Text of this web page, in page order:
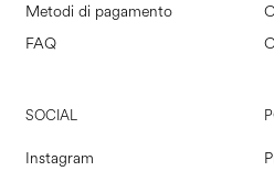
Metodi di pagamento
FAQ
SOCIAL
Instagram